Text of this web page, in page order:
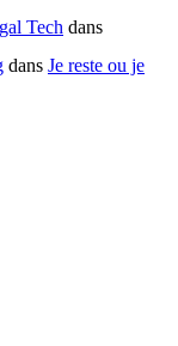
Tech dans
dans Je reste ou je